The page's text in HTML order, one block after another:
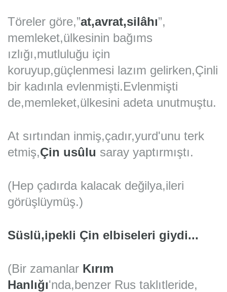
Töreler göre,”at,avrat,silâhı”,
memleket,ülkesinin bağıms
ızlığı,mutluluğu için
koruyup,güçlenmesi lazım gelirken,Çinli
bir kadınla evlenmişti.Evlenmişti
de,memleket,ülkesini adeta unutmuştu.
At sırtından inmiş,çadır,yurd'unu terk
etmiş,Çin usûlu saray yaptırmıştı.
(Hep çadırda kalacak değilya,ileri
görüşlüymüş.)
Süslü,ipekli Çin elbiseleri giydi...
(Bir zamanlar Kırım
Hanlığı'nda,benzer Rus taklıtleride,